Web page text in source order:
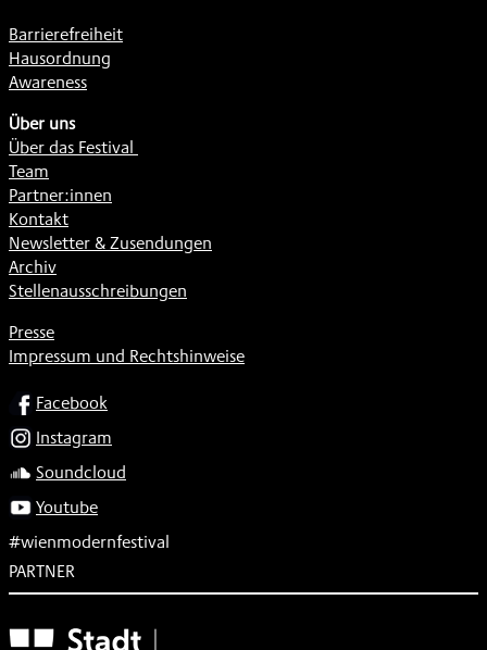
Barrierefreiheit
Hausordnung
Awareness
Über uns
Über das Festival
Team
Partner:innen
Kontakt
Newsletter & Zusendungen
Archiv
Stellenausschreibungen
Presse
Impressum und Rechtshinweise
SOCIALFacebook
Instagram
Soundcloud
Youtube
#wienmodernfestival
PARTNER
Subventionsgeber